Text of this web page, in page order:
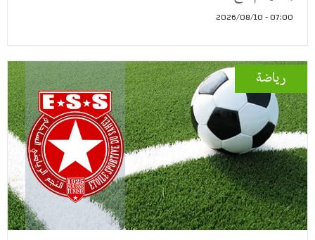
07:00 - 2026/08/10
رياضة